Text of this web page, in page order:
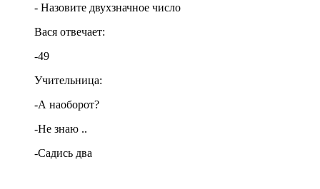
- Назовите двухзначное число
Вася отвечает:
-49
Учительница:
-А наоборот?
-Не знаю ..
-Садись два